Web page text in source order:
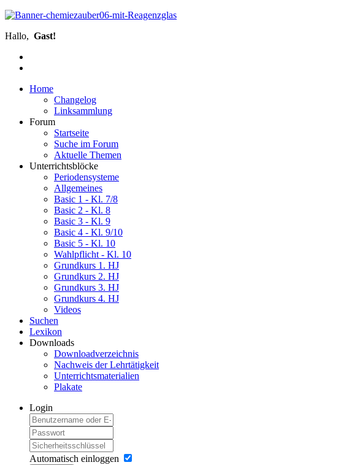
Hallo, Gast!
Home
Changelog
Linksammlung
Forum
Startseite
Suche im Forum
Aktuelle Themen
Unterrichtsblöcke
Periodensysteme
Allgemeines
Basic 1 - Kl. 7/8
Basic 2 - Kl. 8
Basic 3 - Kl. 9
Basic 4 - Kl. 9/10
Basic 5 - Kl. 10
Wahlpflicht - Kl. 10
Grundkurs 1. HJ
Grundkurs 2. HJ
Grundkurs 3. HJ
Grundkurs 4. HJ
Videos
Suchen
Lexikon
Downloads
Downloadverzeichnis
Nachweis der Lehrtätigkeit
Unterrichtsmaterialien
Plakate
Login
Automatisch einloggen